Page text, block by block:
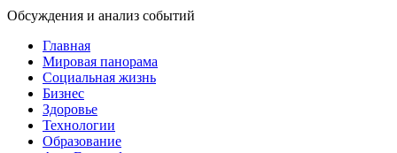
Обсуждения и анализ событий
Главная
Мировая панорама
Социальная жизнь
Бизнес
Здоровье
Технологии
Образование